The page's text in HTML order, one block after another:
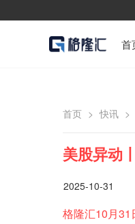
首
首页 > 快讯 >
美股异动
2025-10-31
格隆汇10月31